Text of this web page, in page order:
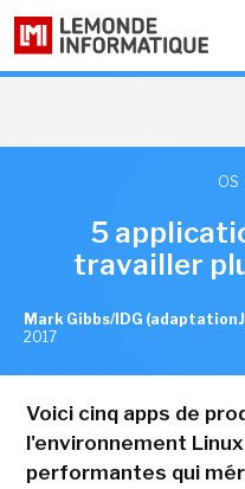
OS
5
travailler
Mark Gibbs/IDG (adaptation
2017
Voici cinq apps de
l'environnement
performantes qui